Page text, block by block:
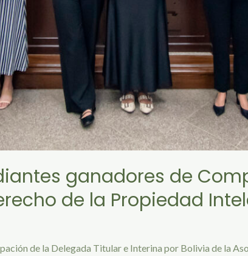
ganadores de
de la Propiedad
de la Delegada Titular e Interina por Bolivia de la